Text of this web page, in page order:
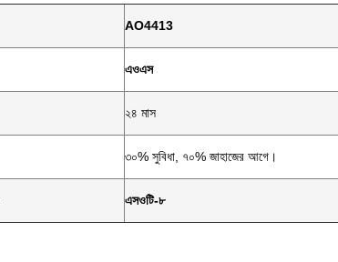
AO4413
এওএস
২৪ মাস
৩০% সুবিধা, ৭০% জাহাজের আগে।
এসওটি-৮